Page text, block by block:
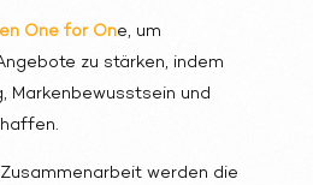
One for One, um
zu stärken, indem
Markenbewusstsein und
werden die